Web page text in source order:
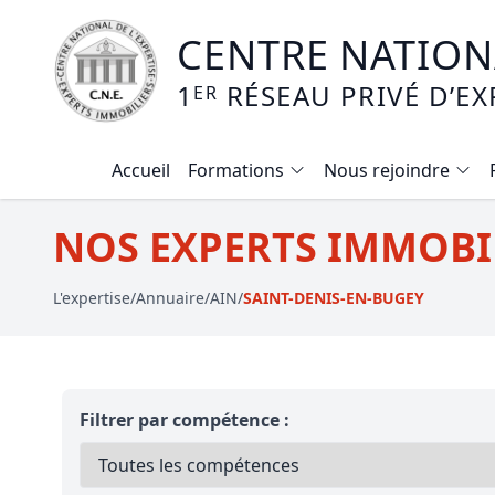
CENTRE
1 ER RÉSEAU PRIVÉ
Accueil
Formations
Formation expertise immobilière /
Expertise local commercial
Mise en copropriété
Expertise terrains agricoles,
Nous rejoindre
NOS EXPERTS
L'expertise/Annuaire/AIN/SAINT-DENIS-EN-BUGEY
Filtrer par compétence :